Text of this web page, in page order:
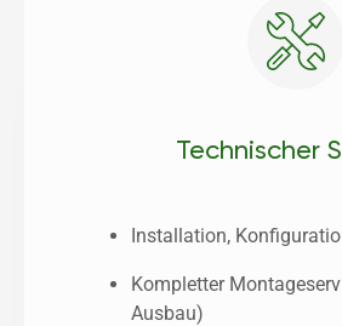
Technischer
Installation,
Kompletter
Ausbau)